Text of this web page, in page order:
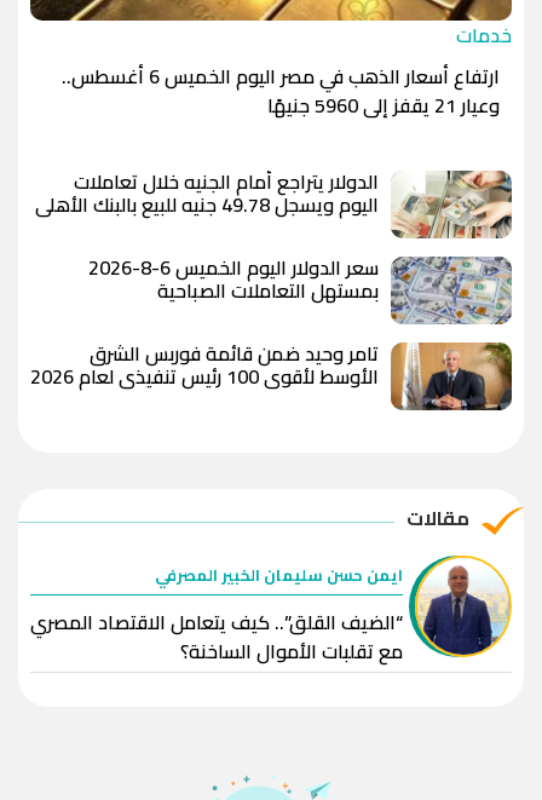
خدمات
ارتفاع أسعار الذهب في مصر اليوم الخميس 6 أغسطس..
وعيار 21 يقفز إلى 5960 جنيهًا
الدولار يتراجع أمام الجنيه خلال تعاملات
اليوم ويسجل 49.78 جنيه للبيع بالبنك الأهلي
المصري
سعر الدولار اليوم الخميس 6-8-2026
بمستهل التعاملات الصباحية
تامر وحيد ضمن قائمة فوربس الشرق
الأوسط لأقوى 100 رئيس تنفيذي لعام 2026
مقالات
ايمن حسن سليمان الخبير المصرفي
“الضيف القلق”.. كيف يتعامل الاقتصاد المصري
مع تقلبات الأموال الساخنة؟